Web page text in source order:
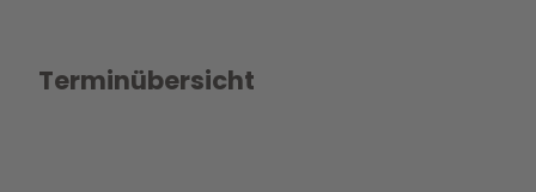
Terminübersicht